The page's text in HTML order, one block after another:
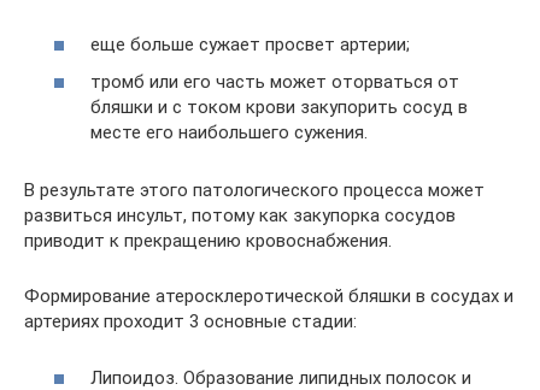
еще больше сужает просвет артерии;
тромб или его часть может оторваться от
бляшки и с током крови закупорить сосуд в
месте его наибольшего сужения.
В результате этого патологического процесса может
развиться инсульт, потому как закупорка сосудов
приводит к прекращению кровоснабжения.
Формирование атеросклеротической бляшки в сосудах и
артериях проходит 3 основные стадии:
Липоидоз. Образование липидных полосок и